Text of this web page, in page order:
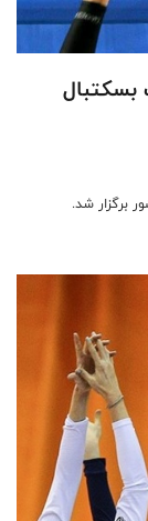
بسکتبال
برگزار شد.